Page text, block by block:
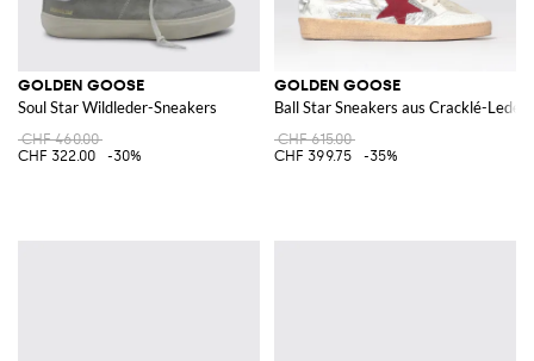
GOLDEN GOOSE
Soul Star Wildleder-Sneakers
CHF 460.00
CHF 322.00
-30%
GOLDEN GOOSE
Ball Star Sneakers aus Cracklé-
CHF 615.00
CHF 399.75
-35%